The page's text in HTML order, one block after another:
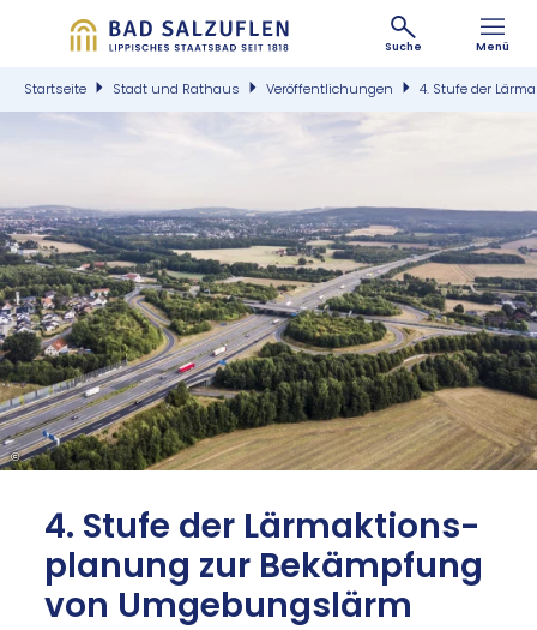
Suche Menü
Startseite Stadt und Rathaus Veröffentlichungen 4. Stufe der
©
4. Stu­fe der Lärm­ak­ti­ons­
pla­nung zur Be­kämp­fung
von Um­ge­bungs­lärm